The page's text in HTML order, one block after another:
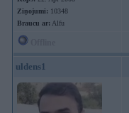
Ziņojumi: 10348
Braucu ar: Alfu
uldens1